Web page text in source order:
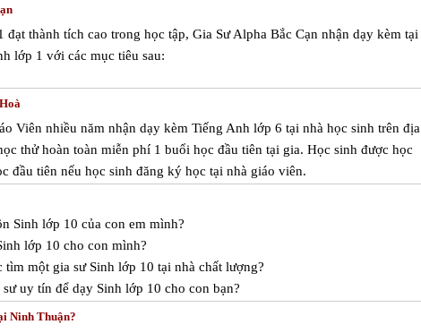
thành tích cao trong học tập, Gia Sư Alpha Bắc Cạn nhận dạy kèm tại
lớp 1 với các mục tiêu sau:
Viên nhiều năm nhận dạy kèm Tiếng Anh lớp 6 tại nhà học sinh trên địa
thử hoàn toàn miễn phí 1 buổi học đầu tiên tại gia. Học sinh được học
đầu tiên nếu học sinh đăng ký học tại nhà giáo viên.
Sinh lớp 10 của con em mình?
lớp 10 cho con mình?
một gia sư Sinh lớp 10 tại nhà chất lượng?
uy tín để dạy Sinh lớp 10 cho con bạn?
Ninh Thuận?